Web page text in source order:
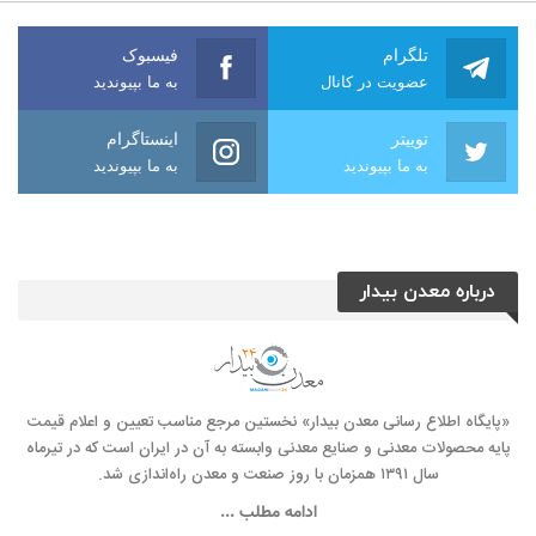
تلگرام
عضویت در کانال
فیسبوک
به ما بپیوندید
توییتر
به ما بپیوندید
اینستاگرام
به ما بپیوندید
درباره معدن بیدار
«پایگاه اطلاع رسانی معدن بیدار» نخستین مرجع مناسب تعیین و اعلام قیمت
پایه محصولات معدنی و صنایع معدنی وابسته به آن در ایران است که در تیرماه
سال ۱۳۹۱ همزمان با روز صنعت و معدن راه‌‌اندازی شد.
ادامه مطلب ...